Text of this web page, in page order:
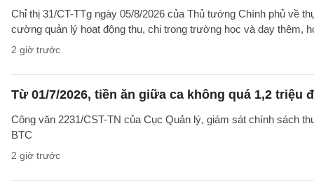
Chỉ thị 31/CT-TTg ngày 05/8/2026 của Thủ tướng Chính phủ về
cường quản lý hoạt động thu, chi trong trường học và dạy thêm,
2 giờ trước
Từ 01/7/2026, tiền ăn giữa ca không quá 1,2 triệu
Công văn 2231/CST-TN của Cục Quản lý, giám sát chính sách
BTC
2 giờ trước